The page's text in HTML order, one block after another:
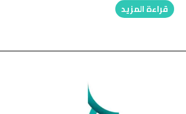
قراءة المزيد